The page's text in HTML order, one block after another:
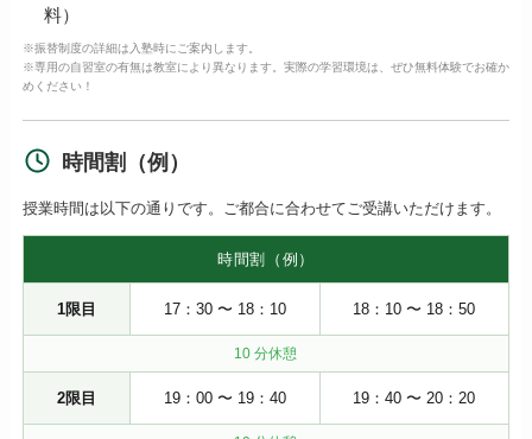
料）
※振替制度の詳細は入塾時にご案内します。
※専用の自習室の有無は教室により異なります。実際の学習環境は、ぜひ無料体験でお確か
めください！
時間割（例）
授業時間は以下の通りです。ご都合に合わせてご受講いただけます。
時間割（例）
1限目 17：30 〜 18：10 18：10 〜 18：50
10 分休憩
2限目 19：00 〜 19：40 19：40 〜 20：20